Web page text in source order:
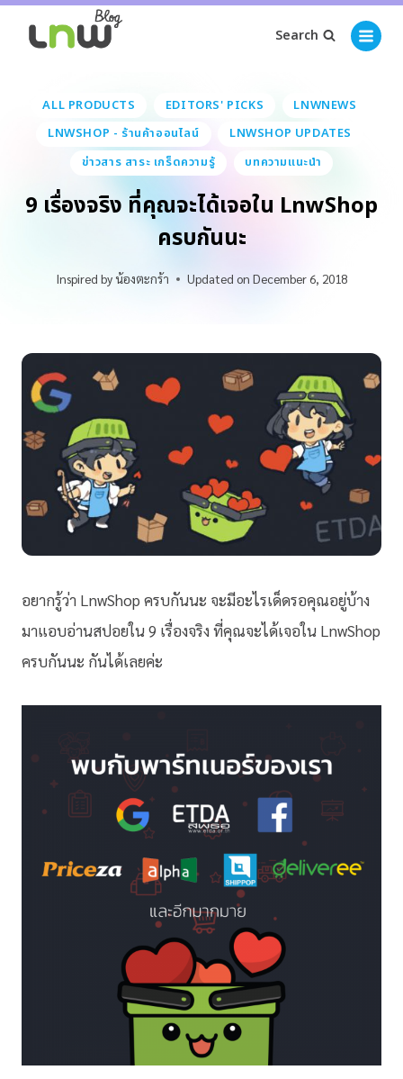
Search
ALL PRODUCTS EDITORS' PICKS
LNWNEWS
LNWSHOP - ร้านค้าออนไลน์
LNWSHOP UPDATES
ข่าวสาร สาระ เกร็ดความรู้
บทความแนะนำ
9 เรื่องจริง ที่คุณจะได้เจอใน LnwShop
ครบกันนะ
Inspired by น้องตะกร้า Updated on December 6, 2018
อยากรู้ว่า LnwShop ครบกันนะ จะมีอะไรเด็ดรอคุณอยู่บ้าง
มาแอบอ่านสปอยใน 9 เรื่องจริง ที่คุณจะได้เจอใน LnwShop
ครบกันนะ กันได้เลยค่ะ